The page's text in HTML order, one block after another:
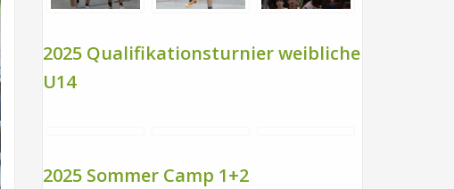
2025 Qualifikationsturnier weibliche
U14
2025 Sommer Camp 1+2